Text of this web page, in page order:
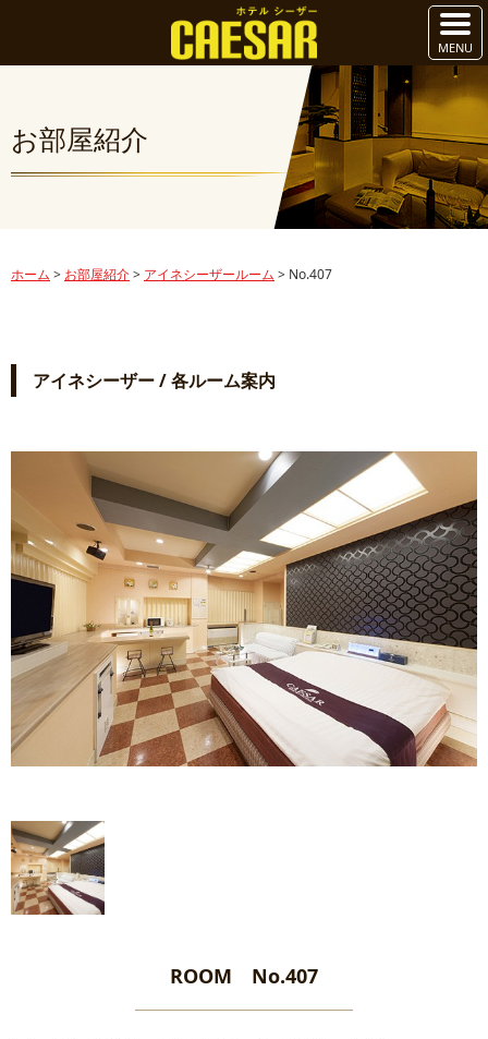
お部屋紹介
ホーム > お部屋紹介> アイネシーザールーム > No.407
アイネシーザー / 各ルーム案内
ROOM No.407